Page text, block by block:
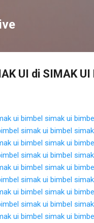
UI di SIMAK
ui bimbel simak ui
simak ui bimbel
ui bimbel simak ui
simak ui bimbel
ui bimbel simak ui
simak ui bimbel
ui bimbel simak ui
simak ui bimbel
ui bimbel simak ui